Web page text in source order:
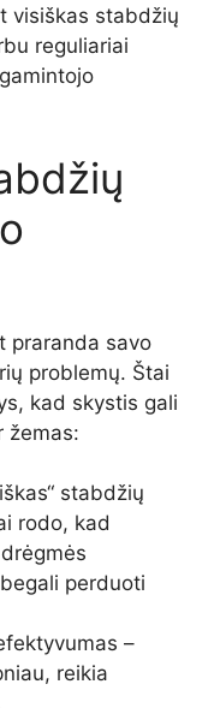
visiškas stabdžių
reguliariai
praranda savo
problemų. Štai
kad skystis gali
žemas:
stabdžių
rodo, kad
perduoti
–
reikia